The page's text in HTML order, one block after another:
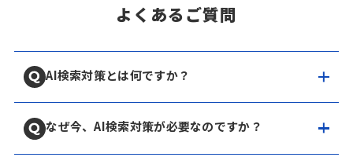
よくあるご質問
AI検索対策とは何ですか？
なぜ今、AI検索対策が必要なのですか？